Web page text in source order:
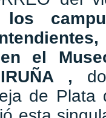
los
en el
,
de